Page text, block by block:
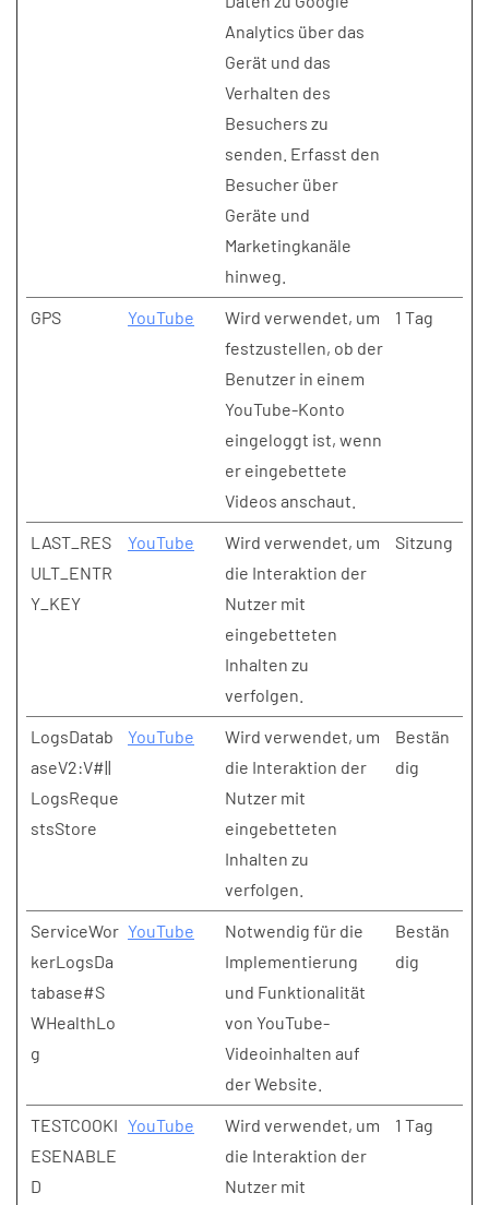
Analytics über das
Gerät und das
Verhalten des
Besuchers zu
senden. Erfasst den
Besucher über
Geräte und
Marketingkanäle
hinweg.
GPS
YouTube
Wird verwendet, um
festzustellen, ob der
Benutzer in einem
YouTube-Konto
eingeloggt ist, wenn
er eingebettete
Videos anschaut.
1 Tag
LAST_RES
ULT_ENTR
Y_KEY
YouTube
Wird verwendet, um
die Interaktion der
Nutzer mit
eingebetteten
Inhalten zu
verfolgen.
Sitzung
LogsDatab
aseV2:V#||
LogsReque
stsStore
YouTube
Wird verwendet, um
die Interaktion der
Nutzer mit
eingebetteten
Inhalten zu
verfolgen.
Bestän
dig
ServiceWor
kerLogsDa
tabase#S
WHealthLo
g
YouTube
Notwendig für die
Implementierung
und Funktionalität
von YouTube-
Videoinhalten auf
der Website.
Bestän
dig
TESTCOOKI
ESENABLE
D
YouTube
Wird verwendet, um
die Interaktion der
Nutzer mit
1 Tag